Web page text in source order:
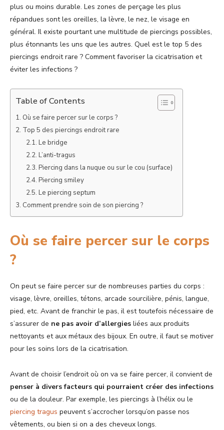
plus ou moins durable. Les zones de perçage les plus
répandues sont les oreilles, la lèvre, le nez, le visage en
général. Il existe pourtant une multitude de piercings possibles,
plus étonnants les uns que les autres. Quel est le top 5 des
piercings endroit rare ? Comment favoriser la cicatrisation et
éviter les infections ?
Table of Contents
Où se faire percer sur le corps ?
Top 5 des piercings endroit rare
Le bridge
L’anti-tragus
Piercing dans la nuque ou sur le cou (surface)
Piercing smiley
Le piercing septum
Comment prendre soin de son piercing ?
Où se faire percer sur le corps
?
On peut se faire percer sur de nombreuses parties du corps :
visage, lèvre, oreilles, tétons, arcade sourcilière, pénis, langue,
pied, etc. Avant de franchir le pas, il est toutefois nécessaire de
s’assurer de ne pas avoir d’allergies liées aux produits
nettoyants et aux métaux des bijoux. En outre, il faut se motiver
pour les soins lors de la cicatrisation.
Avant de choisir l’endroit où on va se faire percer, il convient de
penser à divers facteurs qui pourraient créer des infections
ou de la douleur. Par exemple, les piercings à l’hélix ou le
piercing tragus peuvent s’accrocher lorsqu’on passe nos
vêtements, ou bien si on a des cheveux longs.